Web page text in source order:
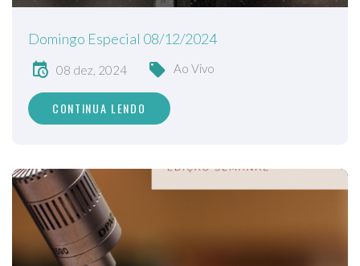
Domingo Especial 08/12/2024
08 dez, 2024 Ao Vivo
CONTINUA LENDO